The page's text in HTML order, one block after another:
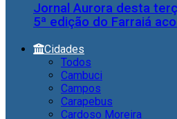
Jornal Aurora desta
5ª edição do Farraiá
Cidades
Todos
Cambuci
Campos
Carapebus
Cardoso Moreira